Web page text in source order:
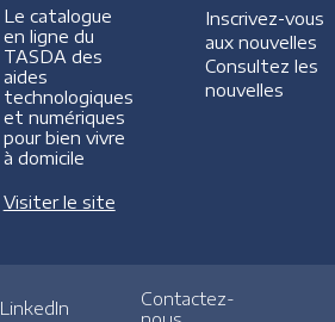
Le catalogue
en ligne du
TASDA des
aides
technologiques
et numériques
pour bien vivre
à domicile
Visiter le site
Inscrivez-vous
aux nouvelles
Consultez les
nouvelles
LinkedIn
Contactez-